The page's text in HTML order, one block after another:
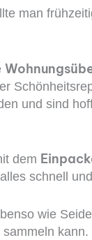
man
und sind
dem
schnell
wie
kann.